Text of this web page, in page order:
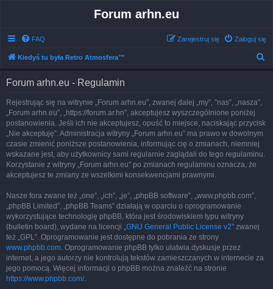
Forum arhn.eu
FAQ Zaloguj się
Zarejestruj się
Kiedyś tu była Retro Atmosfera™
Forum arhn.eu - Regulamin
Rejestrując się na witrynie „Forum arhn.eu”, zwanej dalej „my”, ”nas”, „nasza”,
„Forum arhn.eu”, „https://forum.ar.hn”, akceptujesz wyszczególnione poniżej
postanowienia. Jeśli ich nie akceptujesz, opuść to miejsce, naciskając przycisk
„Nie akceptuję”. Administracja witryny „Forum arhn.eu” ma prawo w dowolnym
czasie zmienić poniższe postanowienia, informując cię o zmianach, niemniej
wskazane jest, aby użytkownicy sami regularnie zaglądali do tego regulaminu.
Korzystanie z witryny „Forum arhn.eu” po zmianach regulaminu oznacza, że
akceptujesz te zmiany ze wszelkimi konsekwencjami prawnymi.
Nasze fora zwane też „one”, „ich”, „je”, „phpBB software”, „www.phpbb.com”,
„phpBB Limited”, „phpBB Teams” działają w oparciu o oprogramowanie
wykorzystujące technologię phpBB, która jest środowiskiem typu witryny
(bulletin board), wydane na licencji „GNU General Public License v2” zwanej
też „GPL”. Oprogramowanie jest dostępne do pobrania ze strony
www.phpbb.com. Oprogramowanie phpBB tylko ułatwia dyskusje przez
internet, a jego autorzy nie kontrolują tekstów zamieszczanych w internecie za
jego pomocą. Więcej informacji o phpBB można znaleźć na stronie
https://www.phpbb.com/.